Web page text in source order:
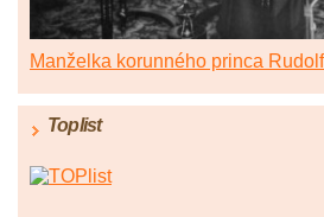
Manželka korunného princa
Toplist